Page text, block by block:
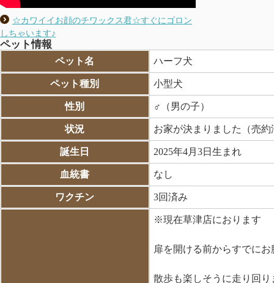
☆カワイイお顔のチワックス君☆すぐにゴロン
しちゃいます♪
ペット情報
ペット名 ハーフ犬
ペット種別 小型犬
性別 ♂（男の子）
状況 お家が決まりました（売約
誕生日 2025年4月3日生まれ
血統書 なし
ワクチン 3回済み
※現在草津店におります
扉を開ける前からすでに
散歩も楽しそうに走り回り